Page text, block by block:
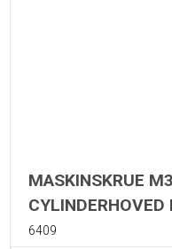
MASKINSKRUE
6409